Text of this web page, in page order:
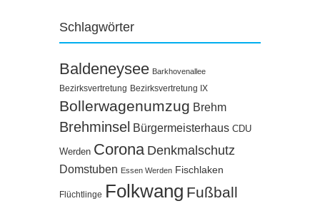
Schlagwörter
Baldeneysee Barkhovenallee
Bezirksvertretung Bezirksvertretung IX
Bollerwagenumzug Brehm
Brehminsel Bürgermeisterhaus CDU
Werden Corona Denkmalschutz
Domstuben Essen Werden Fischlaken
Flüchtlinge Folkwang Fußball